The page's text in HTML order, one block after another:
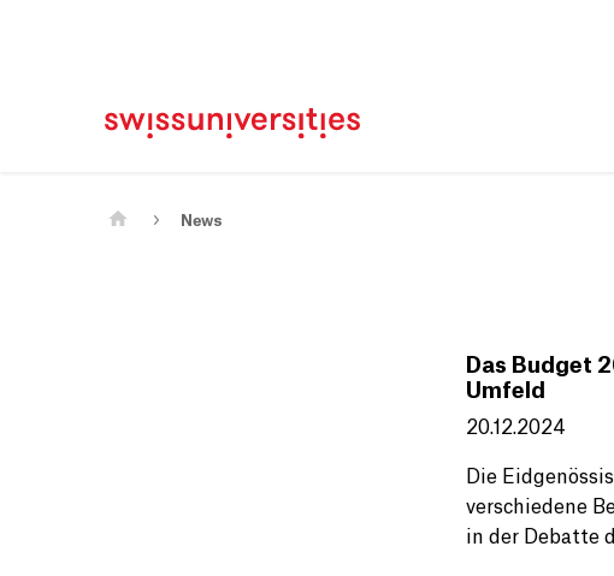
Sitemap
News
Das Budget
Umfeld
20.12.2024
Die
verschiedene
in der Debatte